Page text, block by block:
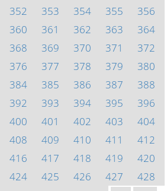
352 353 354 355
356
360 361 362 363
364
368 369 370 371
372
376 377 378 379
380
384 385 386 387
388
392 393 394 395
396
400 401 402 403
404
408 409 410 411
412
416 417 418 419
420
424 425 426 427
428